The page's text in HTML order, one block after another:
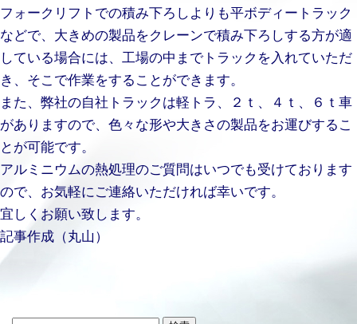
フォークリフトでの積み下ろしよりも平ボディートラック
などで、大きめの製品をクレーンで積み下ろしする方が適
している場合には、工場の中までトラックを入れていただ
き、そこで作業をすることができます。
また、弊社の自社トラックは軽トラ、２ｔ、４ｔ、６ｔ車
がありますので、色々な形や大きさの製品をお運びするこ
とが可能です。
アルミニウムの熱処理のご質問はいつでも受けております
ので、お気軽にご連絡いただければ幸いです。
宜しくお願い致します。
記事作成（丸山）